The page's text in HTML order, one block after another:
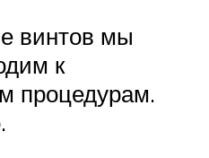
винтов мы
к
процедурам.